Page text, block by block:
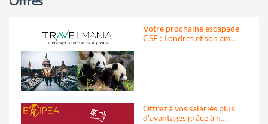
Votre prochaine escapade
CSE : Londres et son am…
Offrez à vos salariés plus
d’avantages grâce à n…